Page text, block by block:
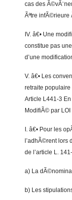
cas des
Ãªtre
IV. â€• Une
constitue pas
d’une
V. â€• Les
retraite populaire
Article L441-3
ModifiÃ© par
I. â€• Pour les
l’adhÃ©rent lors
de l’article L.
a) La
b) Les